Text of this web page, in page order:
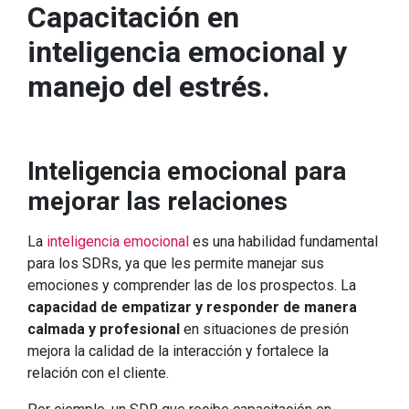
Capacitación en
inteligencia emocional y
manejo del estrés.
Inteligencia emocional para
mejorar las relaciones
La inteligencia emocional es una habilidad fundamental
para los SDRs, ya que les permite manejar sus
emociones y comprender las de los prospectos. La
capacidad de empatizar y responder de manera
calmada y profesional en situaciones de presión
mejora la calidad de la interacción y fortalece la
relación con el cliente.